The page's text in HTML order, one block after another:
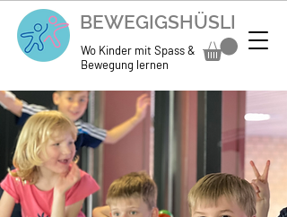
BEWEGIGSHÜSLI
Wo Kinder mit Spass &
Bewegung lernen